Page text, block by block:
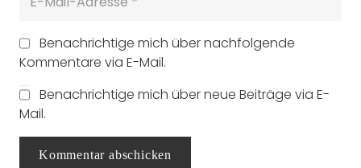
Benachrichtige mich über nachfolgende
Kommentare via E-Mail.
Benachrichtige mich über neue Beiträge via E-
Mail.
Kommentar abschicken